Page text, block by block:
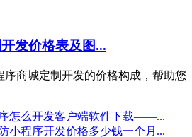
发价格表及图...
商城定制开发的价格构成，帮助您
怎么开发客户端软件下载——...
小程序开发价格多少钱一个月...